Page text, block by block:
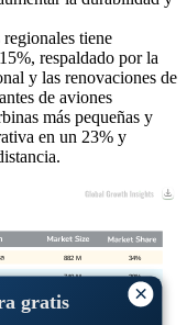
×
gratis
tiene
respaldado por la
y las renovaciones de
de aviones
más pequeñas y
en un 23% y
30%
29%
740 M
34%
882 M